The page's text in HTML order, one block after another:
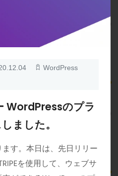
WordPress
WordPressのプラ
ました。
す。本日は、先日リリー
を使用して、ウェブサ